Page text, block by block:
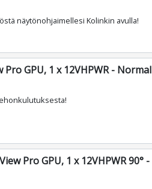
näytönohjaimellesi Kolinkin avulla!
GPU, 1 x 12VHPWR - Normal
Pro GPU, 1 x 12VHPWR 90° -